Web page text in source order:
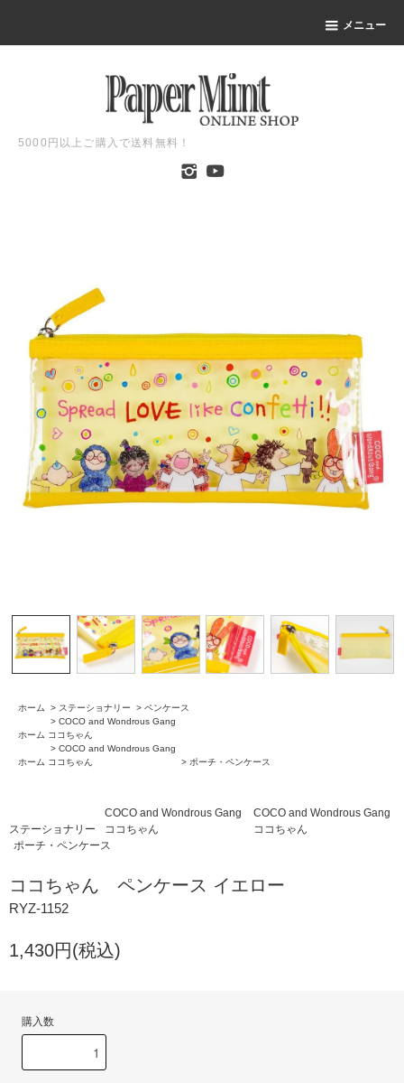
メニュー
5000円以上ご購入で送料無料！
ホーム > ステーショナリー > ペンケース
ホーム
> COCO and Wondrous Gang
ココちゃん
ホーム
> COCO and Wondrous Gang
ココちゃん
> ポーチ・ペンケース
ステーショナリー
COCO and Wondrous Gang
ココちゃん
COCO and Wondrous Gang
ココちゃん
ポーチ・ペンケース
ココちゃん ペンケース イエロー
RYZ-1152
1,430円(税込)
購入数